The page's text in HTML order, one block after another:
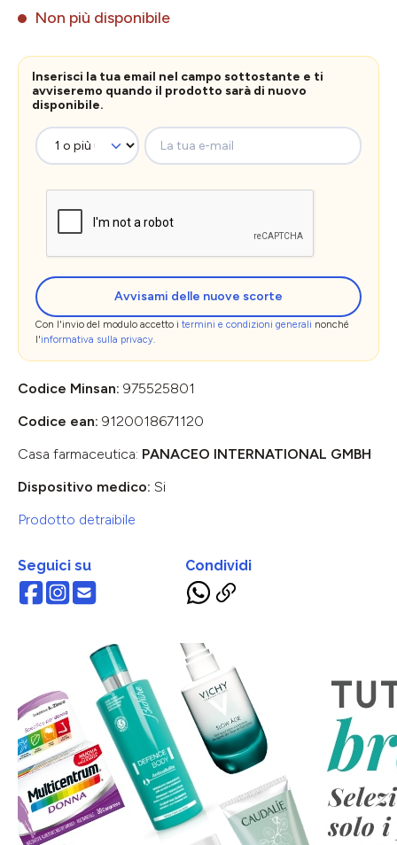
Non più disponibile
Inserisci la tua email nel campo sottostante e ti
avviseremo quando il prodotto sarà di nuovo
disponibile.
La tua e-mail
Avvisami delle nuove scorte
Con l'invio del modulo accetto i termini e condizioni generali nonché
l'informativa sulla privacy.
Codice Minsan: 975525801
Codice ean: 9120018671120
Casa farmaceutica: PANACEO INTERNATIONAL GMBH
Dispositivo medico: Si
Prodotto detraibile
Seguici su Condividi